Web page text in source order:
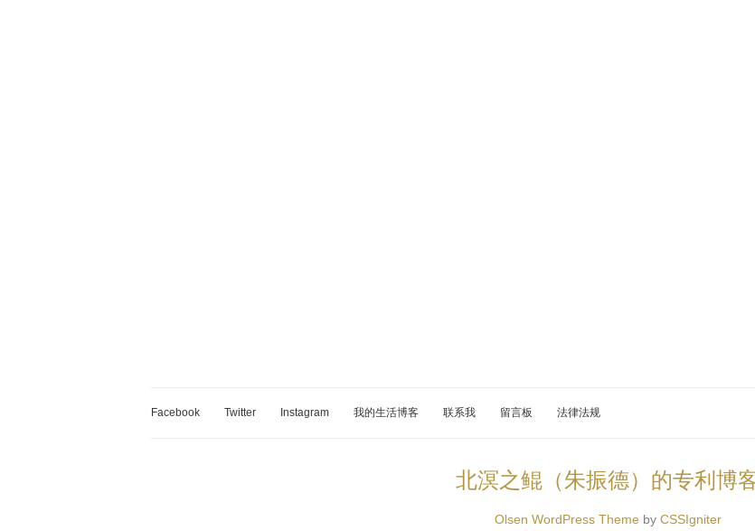
Facebook Twitter Instagram 我的生活博客 联系我 留言板 法律法规
北溟之鲲（朱振德）的专利博
Olsen WordPress Theme by CSSIgniter